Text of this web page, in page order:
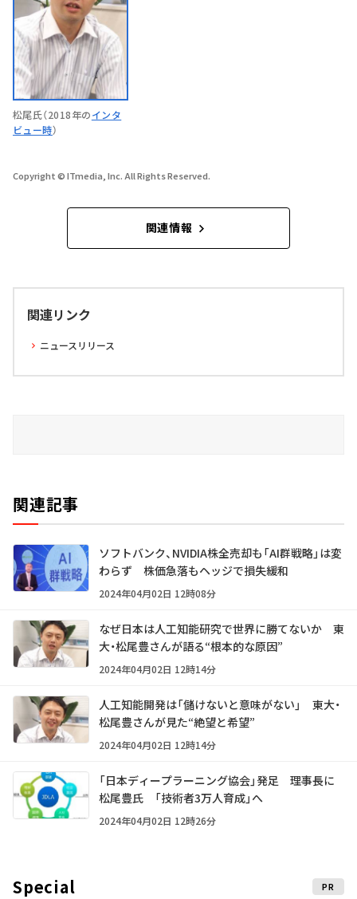
松尾氏（2018年のインタ
ビュー時）
Copyright © ITmedia, Inc. All Rights Reserved.
関連情報
関連リンク
ニュースリリース
関連記事
ソフトバンク、NVIDIA株全売却も「AI群戦略」は変
わらず 株価急落もヘッジで損失緩和
2024年04月02日 12時08分
なぜ日本は人工知能研究で世界に勝てないか 東
大・松尾豊さんが語る“根本的な原因”
2024年04月02日 12時14分
人工知能開発は「儲けないと意味がない」 東大・
松尾豊さんが見た“絶望と希望”
2024年04月02日 12時14分
「日本ディープラーニング協会」発足 理事長に
松尾豊氏 「技術者3万人育成」へ
2024年04月02日 12時26分
Special PR